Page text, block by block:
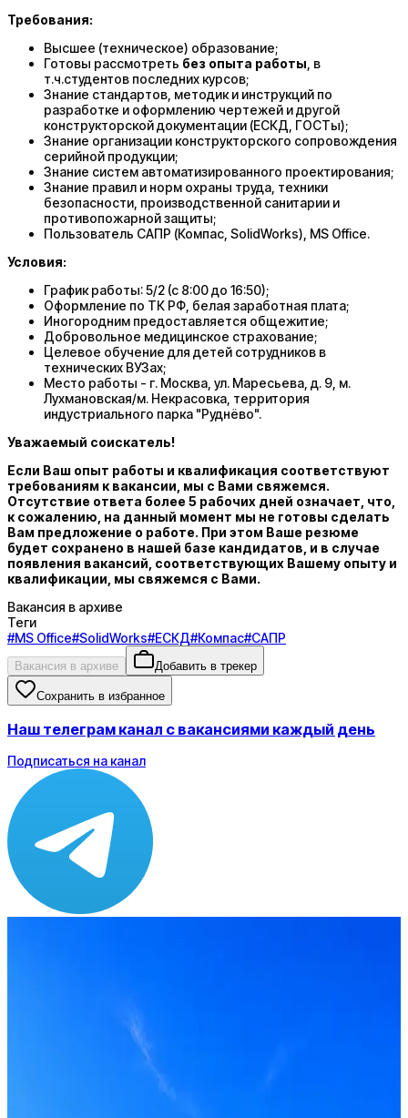
Требования:
Высшее (техническое) образование;
Готовы рассмотреть без опыта работы , в
т.ч.студентов последних курсов;
Знание стандартов, методик и инструкций по
разработке и оформлению чертежей и другой
конструкторской документации (ЕСКД, ГОСТы);
Знание организации конструкторского сопровождения
серийной продукции;
Знание систем автоматизированного проектирования;
Знание правил и норм охраны труда, техники
безопасности, производственной санитарии и
противопожарной защиты;
Пользователь САПР (Компас, SolidWorks), MS Office.
Условия:
График работы: 5/2 (с 8:00 до 16:50);
Оформление по ТК РФ, белая заработная плата;
Иногородним предоставляется общежитие;
Добровольное медицинское страхование;
Целевое обучение для детей сотрудников в
технических ВУЗах;
Место работы - г. Москва, ул. Маресьева, д. 9, м.
Лухмановская/м. Некрасовка, территория
индустриального парка "Руднёво".
Уважаемый соискатель!
Если Ваш опыт работы и квалификация соответствуют
требованиям к вакансии, мы с Вами свяжемся.
Отсутствие ответа более 5 рабочих дней означает, что,
к сожалению, на данный момент мы не готовы сделать
Вам предложение о работе. При этом Ваше резюме
будет сохранено в нашей базе кандидатов, и в случае
появления вакансий, соответствующих Вашему опыту и
квалификации, мы свяжемся с Вами.
Вакансия в архиве
Теги
#MS Office#SolidWorks#ЕСКД#Компас#САПР
Вакансия в архиве Добавить в трекер
Сохранить в избранное
Наш телеграм канал с вакансиями каждый день
Подписаться на канал
Оффер быстрее с Эйч